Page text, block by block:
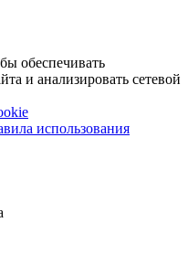
обеспечивать
и анализировать сетевой
использования